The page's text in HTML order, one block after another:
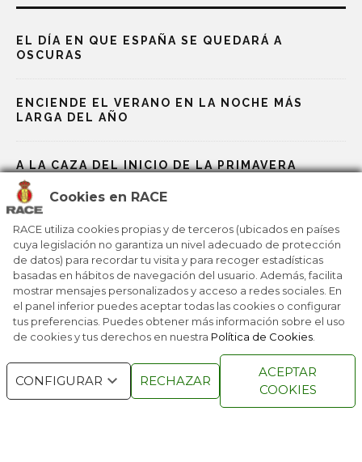
Cookies en RACE
RACE utiliza cookies propias y de terceros (ubicados en países
cuya legislación no garantiza un nivel adecuado de protección
de datos) para recordar tu visita y para recoger estadísticas
basadas en hábitos de navegación del usuario. Además, facilita
mostrar mensajes personalizados y acceso a redes sociales. En
el panel inferior puedes aceptar todas las cookies o configurar
tus preferencias. Puedes obtener más información sobre el uso
de cookies y tus derechos en nuestra Política de Cookies
CONFIGURAR RECHAZAR
ACEPTAR
COOKIES
EL DÍA EN QUE ESPAÑA SE QUEDARÁ A
OSCURAS
ENCIENDE EL VERANO EN LA NOCHE MÁS
LARGA DEL AÑO
A LA CAZA DEL INICIO DE LA PRIMAVERA
UN SAN VALENTÍN DE SUEÑOS ‘IMPOSIBLES’
DORMIR CON LA NIEVE, UNA EXPERIENCIA
ÚNICA
TODOS LOS DERECHOS
RESERVADOS